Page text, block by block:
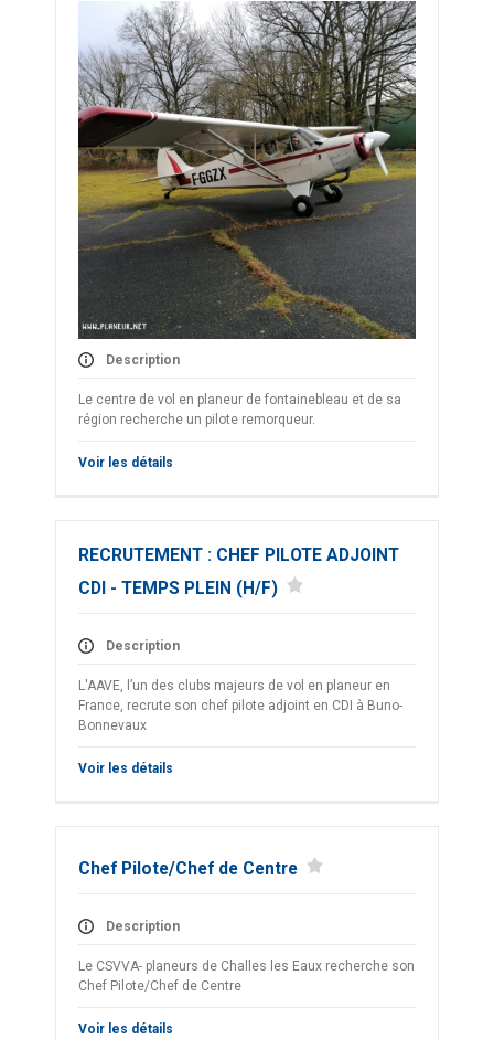
Description
Le centre de vol en planeur de fontainebleau et de sa
région recherche un pilote remorqueur.
Voir les détails
RECRUTEMENT : CHEF PILOTE ADJOINT
CDI - TEMPS PLEIN (H/F)
Description
L'AAVE, l’un des clubs majeurs de vol en planeur en
France, recrute son chef pilote adjoint en CDI à Buno-
Bonnevaux
Voir les détails
Chef Pilote/Chef de Centre
Description
Le CSVVA- planeurs de Challes les Eaux recherche son
Chef Pilote/Chef de Centre
Voir les détails